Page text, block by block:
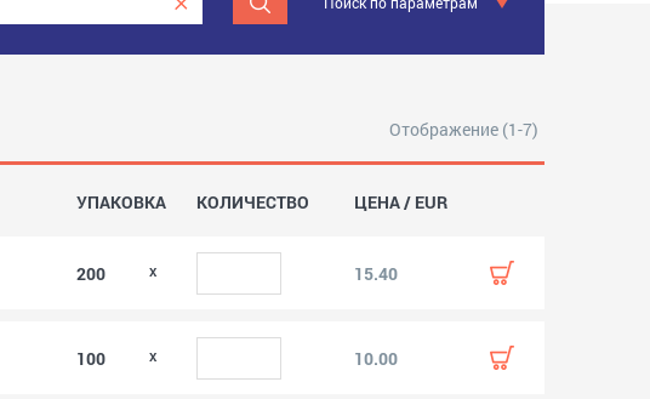
Отображение (1-7)
УПАКОВКА КОЛИЧЕСТВО ЦЕНА / EUR
200 15.40
100 10.00